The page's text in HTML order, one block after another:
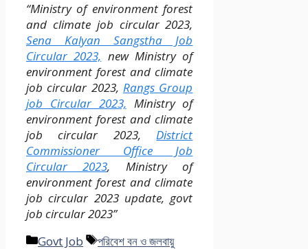
“Ministry of environment forest
and climate job circular 2023,
Sena Kalyan Sangstha Job
Circular 2023, new Ministry of
environment forest and climate
job circular 2023,Rangs Group
job Circular 2023, Ministry of
environment forest and climate
job circular 2023,District
Commissioner Office Job
Circular 2023, Ministry of
environment forest and climate
job circular 2023 update, govt
job circular 2023”
Categories
Govt Job Tags
পরিবেশ বন ও জলবায়ু